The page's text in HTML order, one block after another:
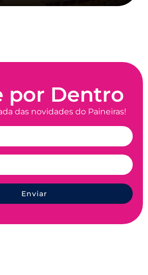
por Dentro
das novidades do Paineiras!
Enviar